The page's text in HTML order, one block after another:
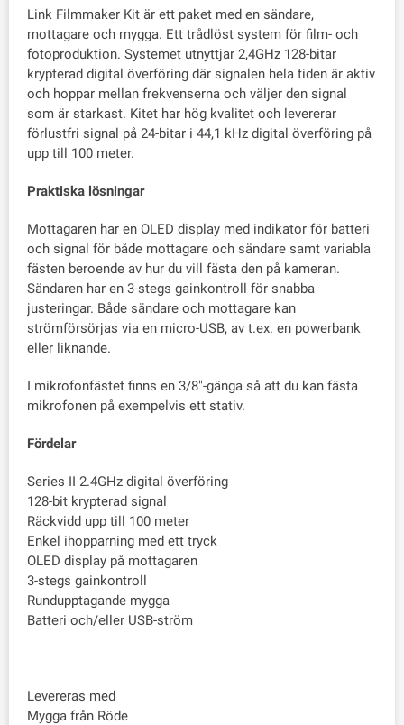
Link Filmmaker Kit är ett paket med en sändare,
mottagare och mygga. Ett trådlöst system för film- och
fotoproduktion. Systemet utnyttjar 2,4GHz 128-bitar
krypterad digital överföring där signalen hela tiden är aktiv
och hoppar mellan frekvenserna och väljer den signal
som är starkast. Kitet har hög kvalitet och levererar
förlustfri signal på 24-bitar i 44,1 kHz digital överföring på
upp till 100 meter.
Praktiska lösningar
Mottagaren har en OLED display med indikator för batteri
och signal för både mottagare och sändare samt variabla
fästen beroende av hur du vill fästa den på kameran.
Sändaren har en 3-stegs gainkontroll för snabba
justeringar. Både sändare och mottagare kan
strömförsörjas via en micro-USB, av t.ex. en powerbank
eller liknande.
I mikrofonfästet finns en 3/8"-gänga så att du kan fästa
mikrofonen på exempelvis ett stativ.
Fördelar
Series II 2.4GHz digital överföring
128-bit krypterad signal
Räckvidd upp till 100 meter
Enkel ihopparning med ett tryck
OLED display på mottagaren
3-stegs gainkontroll
Rundupptagande mygga
Batteri och/eller USB-ström
Levereras med
Mygga från Röde